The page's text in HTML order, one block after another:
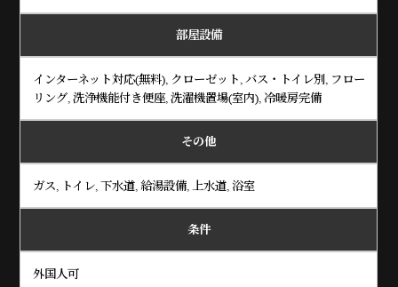
部屋設備
インターネット対応(無料), クローゼット, バス・トイレ別, フロー
リング, 洗浄機能付き便座, 洗濯機置場(室内), 冷暖房完備
その他
ガス, トイレ, 下水道, 給湯設備, 上水道, 浴室
条件
外国人可